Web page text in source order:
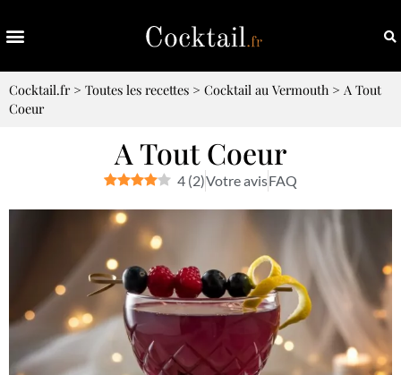
Cocktail.fr> Toutes les recettes > Cocktail au Vermouth > A Tout
Coeur
A Tout Coeur
4 (2)Votre avisFAQ